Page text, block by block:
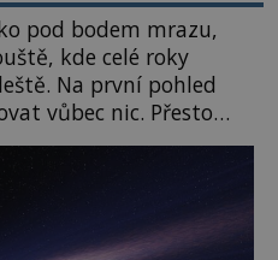
pod bodem mrazu,
kde celé roky
Na první pohled
vůbec nic. Přesto
organismy, které
nový nález mění
[…]